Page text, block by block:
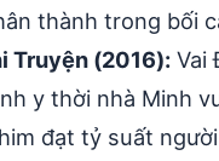
thành trong bối
Truyện (2016): Vai
y thời nhà Minh
đạt tỷ suất